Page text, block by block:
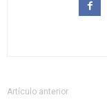
Artículo anterior